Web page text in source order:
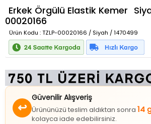
Erkek Örgülü Elastik Kemer
00020166
Ürün Kodu : TZLP-00020166 / Siyah / 1470499
↩
Güvenilir Alışveriş
Ürününüzü teslim aldıktan sonra 14
kolayca iade edebilirsiniz.